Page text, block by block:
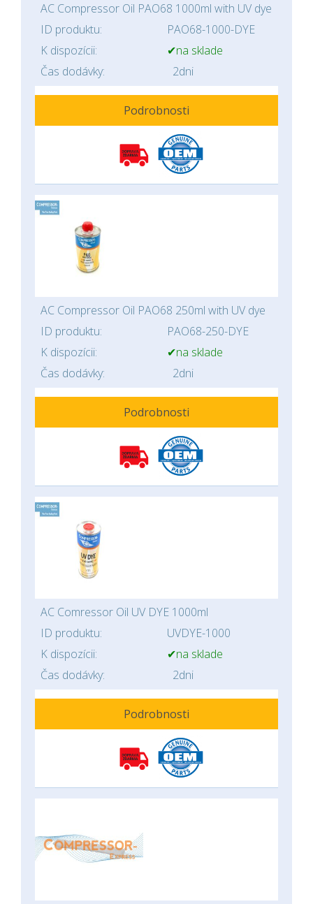
AC Compressor Oil PAO68 1000ml with UV dye
ID produktu:
PAO68-1000-DYE
K dispozícii:
✔na sklade
Čas dodávky:
2dni
Podrobnosti
AC Compressor Oil PAO68 250ml with UV dye
ID produktu:
PAO68-250-DYE
K dispozícii:
✔na sklade
Čas dodávky:
2dni
Podrobnosti
AC Comressor Oil UV DYE 1000ml
ID produktu:
UVDYE-1000
K dispozícii:
✔na sklade
Čas dodávky:
2dni
Podrobnosti